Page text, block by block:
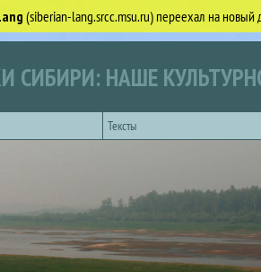
(siberian-lang.srcc.msu.ru) переехал на новый
СИБИРИ: НАШЕ
Тексты